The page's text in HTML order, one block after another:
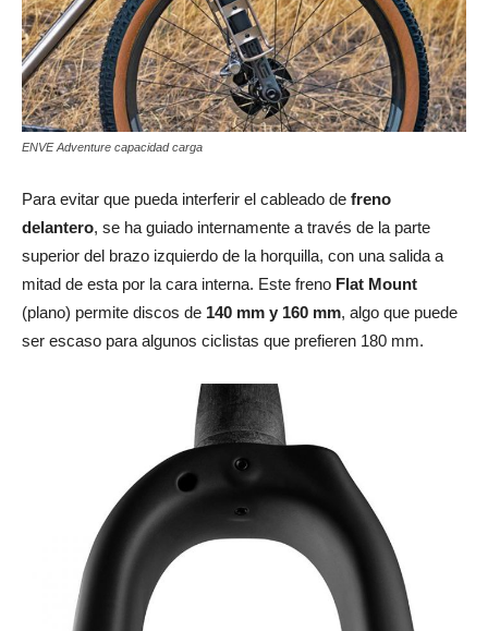
ENVE Adventure capacidad carga
Para evitar que pueda interferir el cableado de freno
delantero, se ha guiado internamente a través de la parte
superior del brazo izquierdo de la horquilla, con una salida a
mitad de esta por la cara interna. Este freno Flat Mount
(plano) permite discos de 140 mm y 160 mm, algo que puede
ser escaso para algunos ciclistas que prefieren 180 mm.